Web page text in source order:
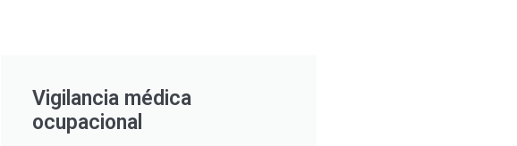
Vigilancia médica
ocupacional